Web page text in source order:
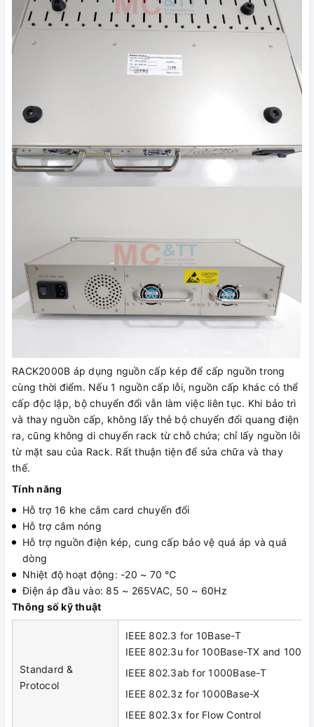
RACK2000B áp dụng nguồn cấp kép để cấp nguồn trong
cùng thời điểm. Nếu 1 nguồn cấp lỗi, nguồn cấp khác có thể
cấp độc lập, bộ chuyển đổi vẫn làm việc liên tục. Khi bảo trì
và thay nguồn cấp, không lấy thẻ bộ chuyển đổi quang điện
ra, cũng không di chuyển rack từ chỗ chứa; chỉ lấy nguồn lỗi
từ mặt sau của Rack. Rất thuận tiện để sửa chữa và thay
thế.
Tính năng
Hỗ trợ 16 khe cắm card chuyển đổi
Hỗ trợ cắm nóng
Hỗ trợ nguồn điện kép, cung cấp bảo vệ quá áp và quá
dòng
Nhiệt độ hoạt động: -20 ~ 70 ℃
Điện áp đầu vào: 85 ~ 265VAC, 50 ~ 60Hz
Thông số kỹ thuật
Standard &
Protocol
IEEE 802.3 for 10Base-T
IEEE 802.3u for 100Base-TX and
IEEE 802.3ab for 1000Base-T
IEEE 802.3z for 1000Base-X
IEEE 802.3x for Flow Control